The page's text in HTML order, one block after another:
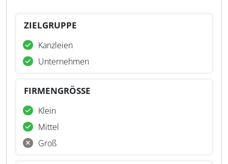
ZIELGRUPPE
Kanzleien
Unternehmen
FIRMENGRÖSSE
Klein
Mittel
Groß